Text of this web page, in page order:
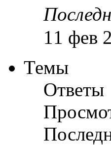
11 фев
Темы
Ответы